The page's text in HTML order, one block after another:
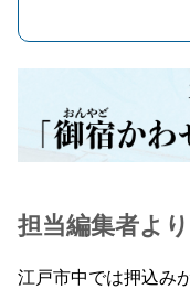
担当編集者より
江戸市中では押込み